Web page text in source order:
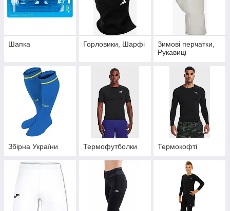
Шапка Горловики, Шарфі
Зимові перчатки,
Рукавиці
Збірна України Термофутболки Термокофті